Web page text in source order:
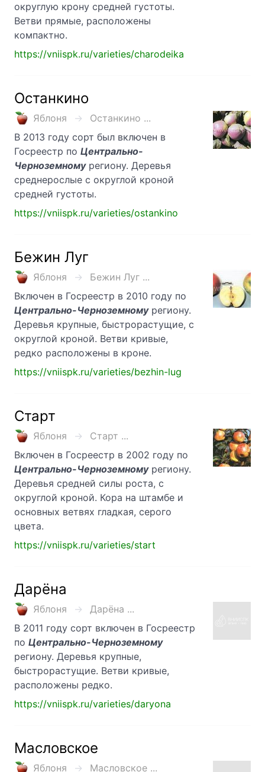
округлую крону средней густоты.
Ветви прямые, расположены
компактно.
https://vniispk.ru/varieties/charodeika
Останкино
Яблоня
Останкино ...
В 2013 году сорт был включен в
Госреестр по Центрально-
Черноземномурегиону. Деревья
среднерослые с округлой кроной
средней густоты.
https://vniispk.ru/varieties/ostankino
Бежин Луг
Яблоня
Бежин Луг ...
Включен в Госреестр в 2010 году по
Центрально-Черноземномурегиону.
Деревья крупные, быстрорастущие, с
округлой кроной. Ветви кривые,
редко расположены в кроне.
https://vniispk.ru/varieties/bezhin-lug
Старт
Яблоня
Старт ...
Включен в Госреестр в 2002 году по
Центрально-Черноземномурегиону.
Деревья средней силы роста, с
округлой кроной. Кора на штамбе и
основных ветвях гладкая, серого
цвета.
https://vniispk.ru/varieties/start
Дарёна
Яблоня
Дарёна ...
В 2011 году сорт включен в Госреестр
по Центрально-Черноземному
региону. Деревья крупные,
быстрорастущие. Ветви кривые,
расположены редко.
https://vniispk.ru/varieties/daryona
Масловское
Яблоня Масловское ...